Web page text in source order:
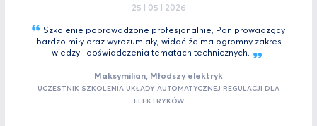
25 I 05 I 2026
Szkolenie poprowadzone profesjonalnie, Pan prowadzący
bardzo miły oraz wyrozumiały, widać że ma ogromny zakres
wiedzy i doświadczenia tematachtechnicznych.
Maksymilian, Młodszy elektryk
UCZESTNIK SZKOLENIA UKŁADY AUTOMATYCZNEJ REGULACJI DLA
ELEKTRYKÓW